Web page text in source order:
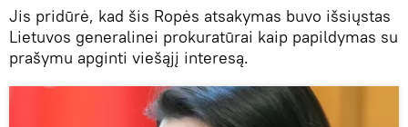
Jis pridūrė, kad šis Ropės atsakymas buvo išsiųstas
Lietuvos generalinei prokuratūrai kaip papildymas su
prašymu apginti viešąjį interesą.